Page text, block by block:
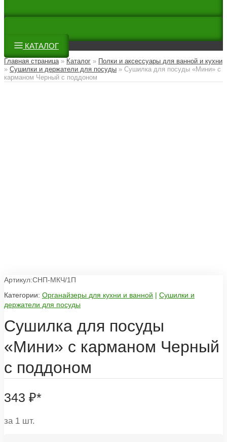
КАТАЛОГ
Главная страница» Каталог » Полки и аксессуары для ванной и кухни
» Сушилки и держатели для посуды » Сушилка для посуды «Мини» с
карманом Черный с поддоном
Артикул:СНП-МКЧ/1П
Категории: Органайзеры для кухни и ванной | Сушилки и
держатели для посуды
Сушилка для посуды
«Мини» с карманом Черный
с поддоном
343 ₽*
за 1 шт.